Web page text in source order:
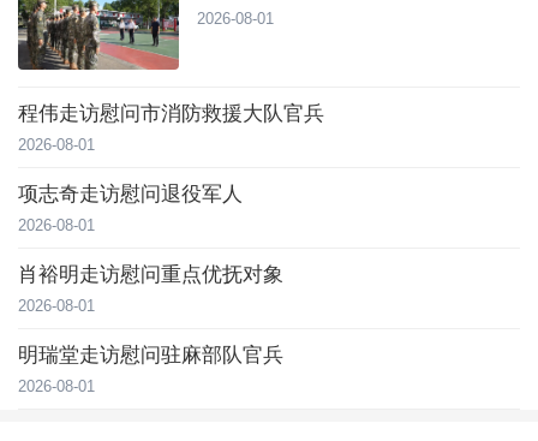
2026-08-01
程伟走访慰问市消防救援大队官兵
2026-08-01
项志奇走访慰问退役军人
2026-08-01
肖裕明走访慰问重点优抚对象
2026-08-01
明瑞堂走访慰问驻麻部队官兵
2026-08-01